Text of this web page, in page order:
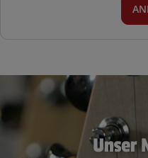
Unser